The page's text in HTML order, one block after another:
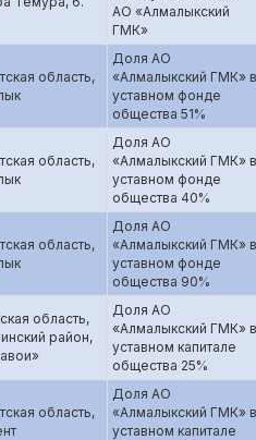
АО «Алмалыкский
ГМК»
область,
Доля АО
«Алмалыкский ГМК» в
уставном фонде
общества 51%
область,
Доля АО
«Алмалыкский ГМК» в
уставном фонде
общества 40%
область,
Доля АО
«Алмалыкский ГМК» в
уставном фонде
общества 90%
область,
район,
Доля АО
«Алмалыкский ГМК» в
уставном капитале
общества 25%
область,
Доля АО
«Алмалыкский ГМК» в
уставном капитале